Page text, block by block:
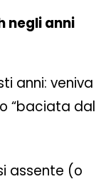
negli anni
anni: veniva
“baciata dal
assente (o